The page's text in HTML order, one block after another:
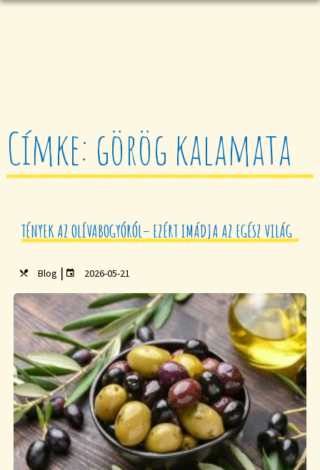
Címke: görög kalamata
TÉNYEK AZ OLÍVABOGYÓRÓL– EZÉRT IMÁDJA AZ EGÉSZ VILÁG
Blog | 2026-05-21